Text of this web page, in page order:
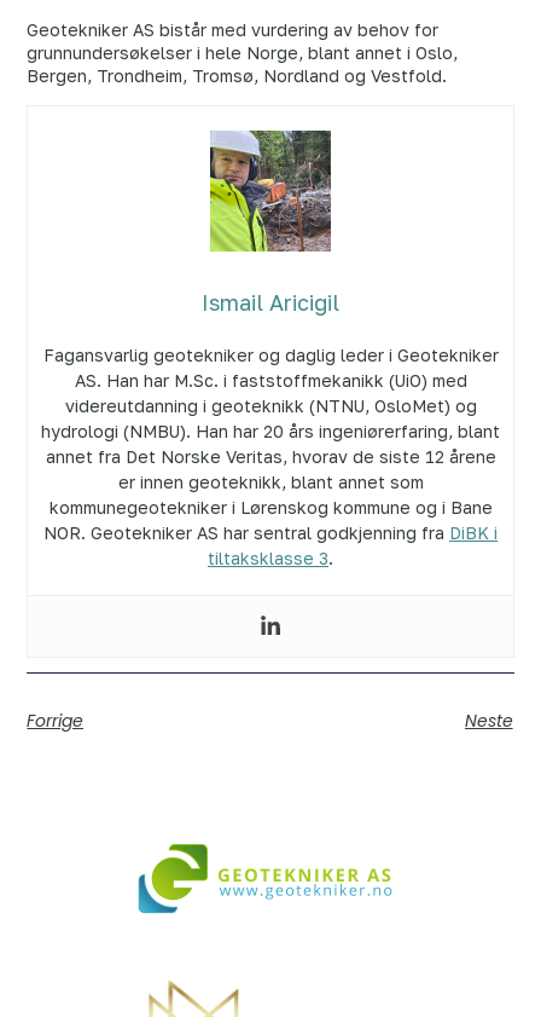
Geotekniker AS bistår med vurdering av behov for
grunnundersøkelser i hele Norge, blant annet i Oslo,
Bergen, Trondheim, Tromsø, Nordland og Vestfold.
Ismail Aricigil
Fagansvarlig geotekniker og daglig leder i Geotekniker
AS. Han har M.Sc. i faststoffmekanikk (UiO) med
videreutdanning i geoteknikk (NTNU, OsloMet) og
hydrologi (NMBU). Han har 20 års ingeniørerfaring, blant
annet fra Det Norske Veritas, hvorav de siste 12 årene
er innen geoteknikk, blant annet som
kommunegeotekniker i Lørenskog kommune og i Bane
NOR. Geotekniker AS har sentral godkjenning fra DiBK i
tiltaksklasse 3.
Forrige Neste